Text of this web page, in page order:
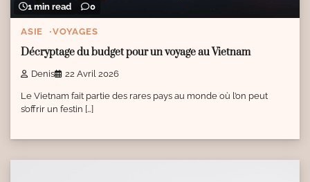
1 min read 0
ASIE VOYAGES
Décryptage du budget pour un voyage au Vietnam
Denis 22 Avril 2026
Le Vietnam fait partie des rares pays au monde où l’on peut
s’offrir un festin […]